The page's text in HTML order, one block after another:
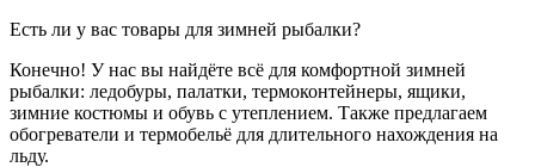
Есть ли у вас товары для зимней рыбалки?
Конечно! У нас вы найдёте всё для комфортной зимней
рыбалки: ледобуры, палатки, термоконтейнеры, ящики,
зимние костюмы и обувь с утеплением. Также предлагаем
обогреватели и термобельё для длительного нахождения на
льду.